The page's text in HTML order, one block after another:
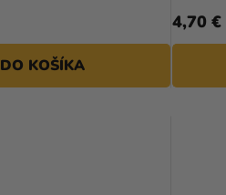
DO KOŠÍKA
4,70 €